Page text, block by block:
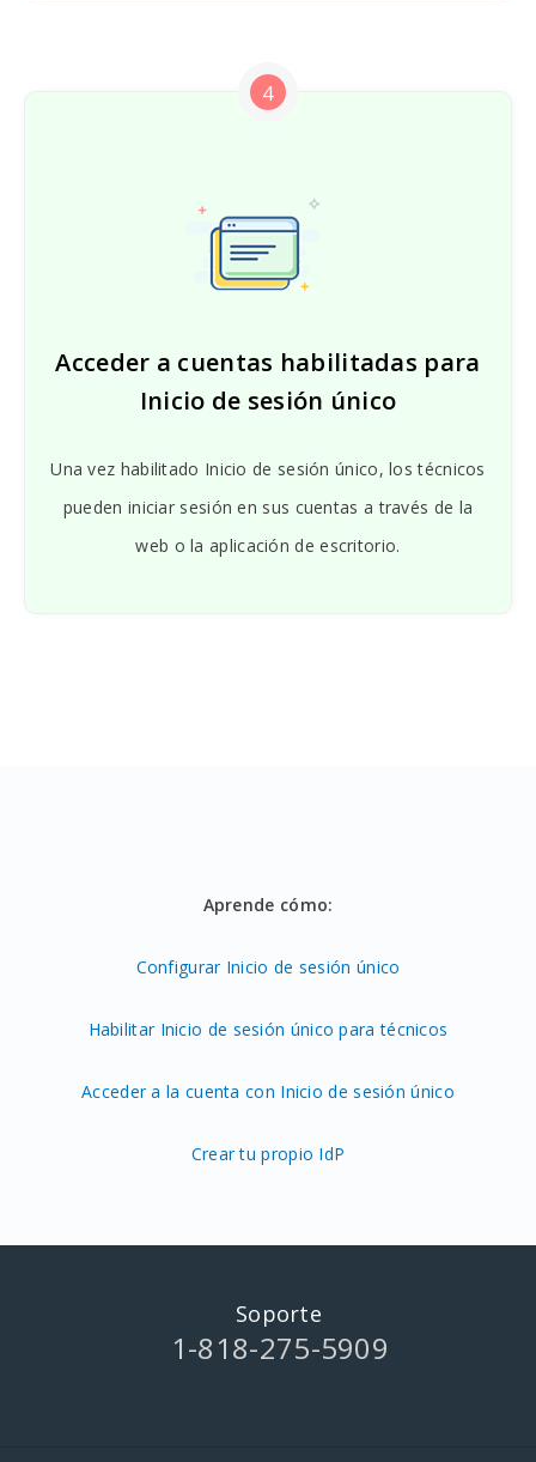
4
Acceder a cuentas habilitadas para
Inicio de sesión único
Una vez habilitado Inicio de sesión único, los técnicos
pueden iniciar sesión en sus cuentas a través de la
web o la aplicación de escritorio.
Aprende cómo:
Configurar Inicio de sesión único
Habilitar Inicio de sesión único para técnicos
Acceder a la cuenta con Inicio de sesión único
Crear tu propio IdP
Soporte
1-818-275-5909